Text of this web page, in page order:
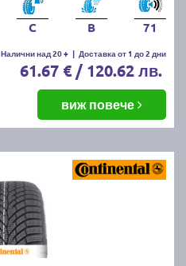
C B 71
Налични над 20 + | Доставка от 1 до 2 дни
61.67 € / 120.62 лв.
виж повече